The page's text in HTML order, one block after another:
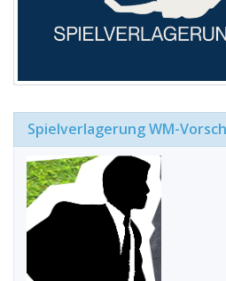
Spielverlagerung WM-